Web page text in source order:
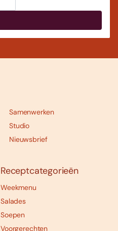
Samenwerken
Studio
Nieuwsbrief
Receptcategorieën
Weekmenu
Salades
Soepen
Voorgerechten